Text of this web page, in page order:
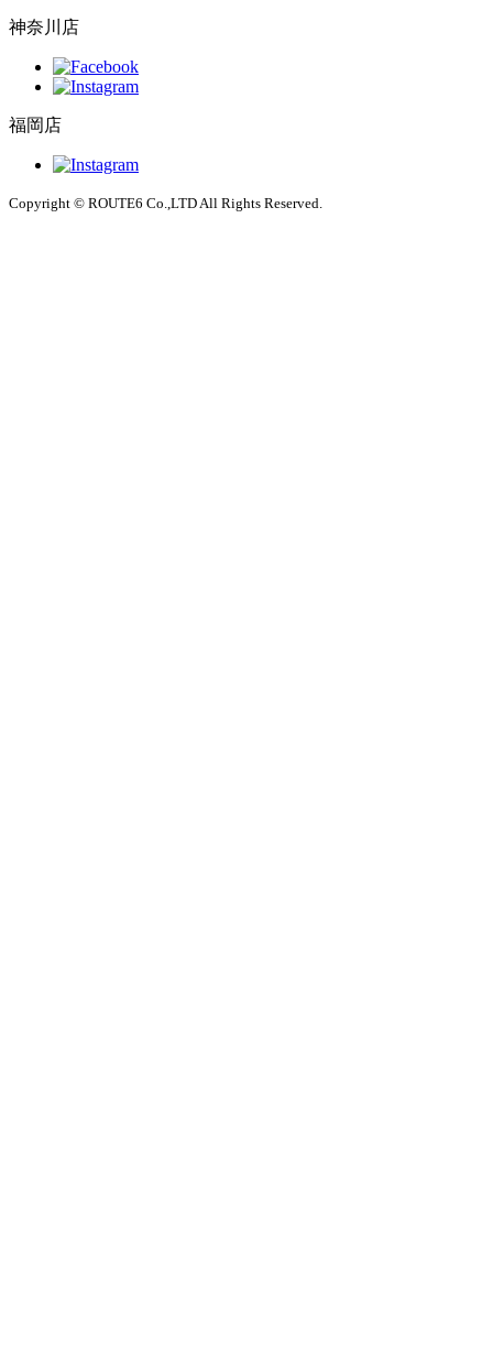
神奈川店
福岡店
Copyright © ROUTE6 Co.,LTD All Rights Reserved.